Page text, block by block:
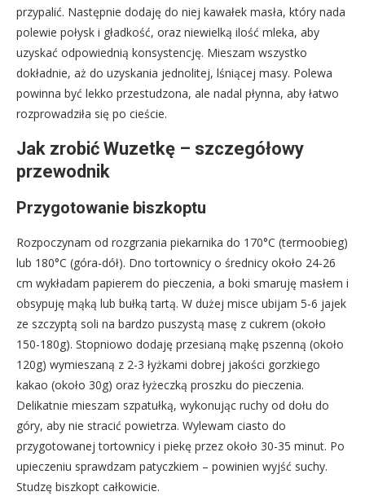
przypalić. Następnie dodaję do niej kawałek masła, który nada
polewie połysk i gładkość, oraz niewielką ilość mleka, aby
uzyskać odpowiednią konsystencję. Mieszam wszystko
dokładnie, aż do uzyskania jednolitej, lśniącej masy. Polewa
powinna być lekko przestudzona, ale nadal płynna, aby łatwo
rozprowadziła się po cieście.
Jak zrobić Wuzetkę – szczegółowy
przewodnik
Przygotowanie biszkoptu
Rozpoczynam od rozgrzania piekarnika do 170°C (termoobieg)
lub 180°C (góra-dół). Dno tortownicy o średnicy około 24-26
cm wykładam papierem do pieczenia, a boki smaruję masłem i
obsypuję mąką lub bułką tartą. W dużej misce ubijam 5-6 jajek
ze szczyptą soli na bardzo puszystą masę z cukrem (około
150-180g). Stopniowo dodaję przesianą mąkę pszenną (około
120g) wymieszaną z 2-3 łyżkami dobrej jakości gorzkiego
kakao (około 30g) oraz łyżeczką proszku do pieczenia.
Delikatnie mieszam szpatułką, wykonując ruchy od dołu do
góry, aby nie stracić powietrza. Wylewam ciasto do
przygotowanej tortownicy i piekę przez około 30-35 minut. Po
upieczeniu sprawdzam patyczkiem – powinien wyjść suchy.
Studzę biszkopt całkowicie.